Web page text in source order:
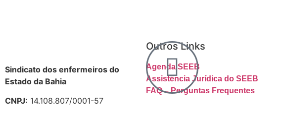
Sindicato dos enfermeiros do
Estado da Bahia
CNPJ: 14.108.807/0001-57
Outros Links
Agenda SEEB
Assistência Jurídica do SEEB
FAQ – Perguntas Frequentes